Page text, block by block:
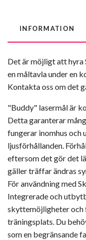
INFORMATION
Det är möjligt att hyra
en måltavla under en
Kontakta oss om det
"Buddy" lasermål är
Detta garanterar
fungerar inomhus och
ljusförhållanden.
eftersom det gör det
gäller träffar ändras
För användning med
Integrerade och
skyttemöjligheter
träningsplats. Du
som en begränsande